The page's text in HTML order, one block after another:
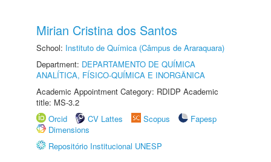
Mirian Cristina dos Santos
School: Instituto de Química (Câmpus de Araraquara)
Department: DEPARTAMENTO DE QUÍMICA
ANALÍTICA, FÍSICO-QUÍMICA E INORGÂNICA
Academic Appointment Category: RDIDP Academic
title: MS-3.2
Orcid
CV Lattes Scopus
Fapesp
Dimensions
Repositório Institucional UNESP